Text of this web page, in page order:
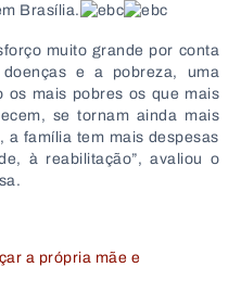
Brasília.
muito grande por conta
e a pobreza, uma
os mais pobres os que mais
se tornam ainda mais
a família tem mais despesas
à reabilitação”, avaliou o
a própria mãe e